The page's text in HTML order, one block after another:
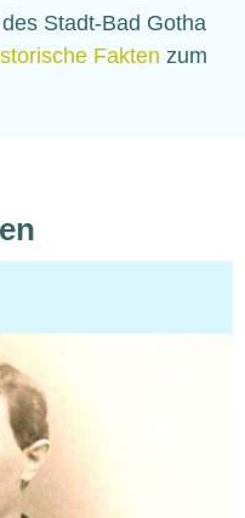
Stadt-Bad Gotha
Fakten zum